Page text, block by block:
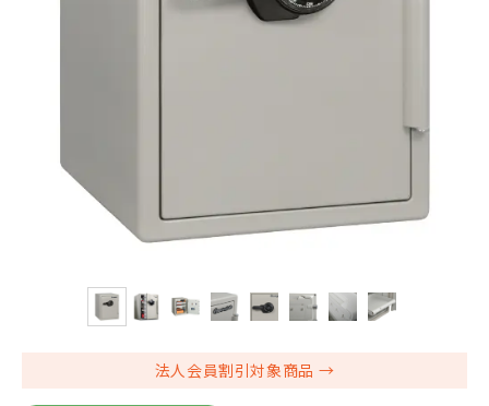
法人会員割引対象商品